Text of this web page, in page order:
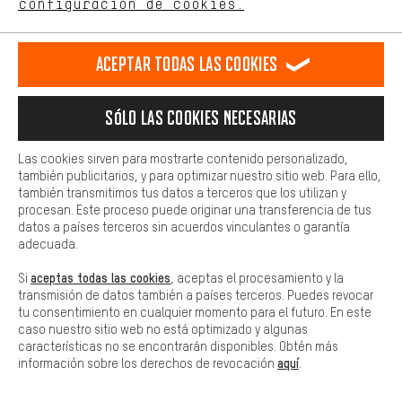
Llamada Programada
Formulario de contacto
Nuestra política de privacidad
español
ES english
EN Deutsch
DE français
FR
RESCINDIR EL CONTRATO Comunidad de Aquisgrán Programa de afiliados
Plataforma de reportes Reciclaje de baterias
Configuración de las cookies Ajusta el contraste
Todos los precios indicados son en euros e sin MwSt, más
configuración de cookies.
Más confort
cookies de comodidad, creamos enlaces a plataformas de redes
sociales. Esto nos permite proporcionarle más contenido e
adicionales que le ayudarán a encontrar los productos adecuados.
preguntas de forma rápida y sencilla.
Básica
Las cookies básicas aseguran que puedas usar nuestro sitio web.
Aceptar todas las cookies
Sólo las cookies necesarias
Las cookies sirven para mostrarte contenido personalizado,
también publicitarios, y para optimizar nuestro sitio web. Para ello,
también transmitimos tus datos a terceros que los utilizan y
procesan. Este proceso puede originar una transferencia de tus
datos a países terceros sin acuerdos vinculantes o garantía
adecuada.
Si aceptas todas las cookies , aceptas el procesamiento y la
transmisión de datos también a países terceros. Puedes revocar
tu consentimiento en cualquier momento para el futuro. En este
caso nuestro sitio web no está optimizado y algunas
características no se encontrarán disponibles. Obtén más
información sobre los derechos de revocación aquí.